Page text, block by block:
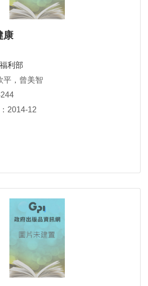
康
利部
平，曾美智
2014-12